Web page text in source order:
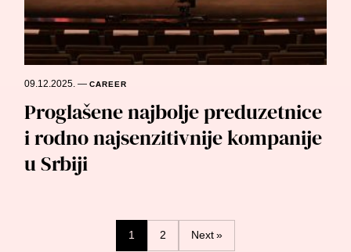
09.12.2025.—CAREER
Proglašene najbolje preduzetnice
i rodno najsenzitivnije kompanije
u Srbiji
1 2 Next »